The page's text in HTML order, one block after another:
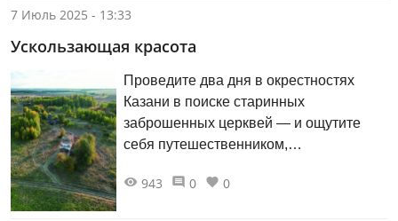
песни под гитару у костра. Это была
7 Июль 2025 - 13:33
Ускользающая красота
Проведите два дня в окрестностях
Казани в поиске старинных
заброшенных церквей — и ощутите
себя путешественником,
943 0 0